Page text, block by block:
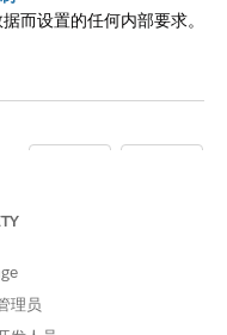
而设置的任何内部要求。
理员